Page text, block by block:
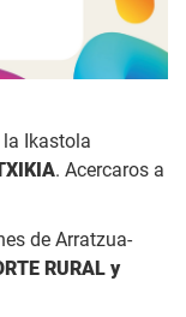
Ikastola
. Acercaros a
de Arratzua-
RURAL y